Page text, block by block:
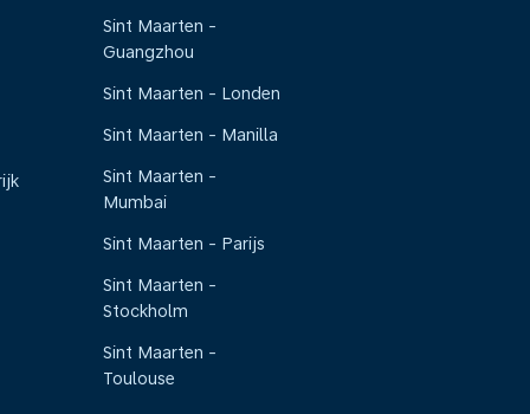
Sint Maarten -
Guangzhou
Sint Maarten - Londen
Sint Maarten - Manilla
Sint Maarten -
Mumbai
Sint Maarten - Parijs
Sint Maarten -
Stockholm
Sint Maarten -
Toulouse